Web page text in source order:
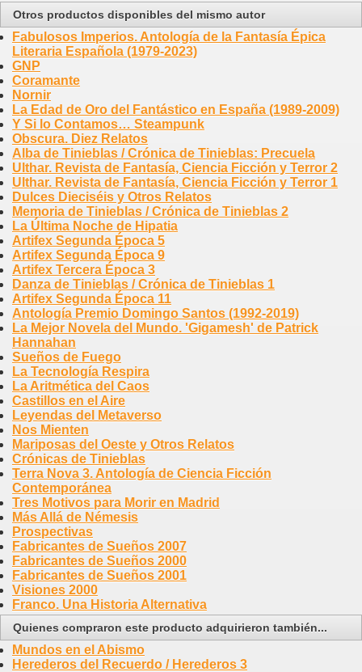
Otros productos disponibles del mismo autor
Fabulosos Imperios. Antología de la Fantasía Épica
Literaria Española (1979-2023)
GNP
Coramante
Nornir
La Edad de Oro del Fantástico en España (1989-2009)
Y Si lo Contamos… Steampunk
Obscura. Diez Relatos
Alba de Tinieblas / Crónica de Tinieblas: Precuela
Ulthar. Revista de Fantasía, Ciencia Ficción y Terror 2
Ulthar. Revista de Fantasía, Ciencia Ficción y Terror 1
Dulces Dieciséis y Otros Relatos
Memoria de Tinieblas / Crónica de Tinieblas 2
La Última Noche de Hipatia
Artifex Segunda Época 5
Artifex Segunda Época 9
Artifex Tercera Época 3
Danza de Tinieblas / Crónica de Tinieblas 1
Artifex Segunda Época 11
Antología Premio Domingo Santos (1992-2019)
La Mejor Novela del Mundo. 'Gigamesh' de Patrick
Hannahan
Sueños de Fuego
La Tecnología Respira
La Aritmética del Caos
Castillos en el Aire
Leyendas del Metaverso
Nos Mienten
Mariposas del Oeste y Otros Relatos
Crónicas de Tinieblas
Terra Nova 3. Antología de Ciencia Ficción
Contemporánea
Tres Motivos para Morir en Madrid
Más Allá de Némesis
Prospectivas
Fabricantes de Sueños 2007
Fabricantes de Sueños 2000
Fabricantes de Sueños 2001
Visiones 2000
Franco. Una Historia Alternativa
Quienes compraron este producto adquirieron también...
Mundos en el Abismo
Herederos del Recuerdo / Herederos 3